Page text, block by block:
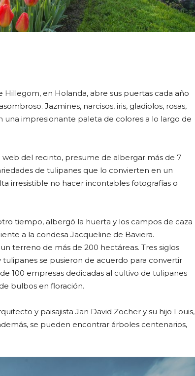
Hillegom, en Holanda, abre sus puertas cada año
Jazmines, narcisos, iris, gladiolos, rosas,
una impresionante paleta de colores a lo largo de
web del recinto, presume de albergar más de 7
de tulipanes que lo convierten en un
irresistible no hacer incontables fotografías o
tiempo, albergó la huerta y los campos de caza
a la condesa Jacqueline de Baviera.
terreno de más de 200 hectáreas. Tres siglos
se pusieron de acuerdo para convertir
100 empresas dedicadas al cultivo de tulipanes
bulbos en floración.
y paisajista Jan David Zocher y su hijo Louis,
se pueden encontrar árboles centenarios,